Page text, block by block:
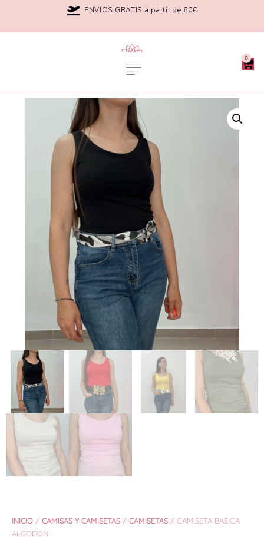
ENVIOS GRATIS a partir de 60€
0
INICIO / CAMISAS Y CAMISETAS / CAMISETAS / CAMISETA BASICA
ALGODON